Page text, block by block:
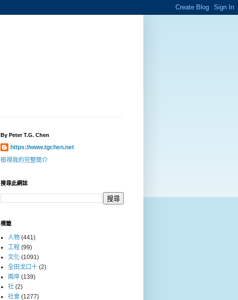
By Peter T.G. Chen
https://www.tgchen.net
檢視我的完整簡介
搜尋此網誌
標籤
人物 (441)
工程 (99)
文化 (1091)
全田戈口十 (2)
兩岸 (139)
社 (2)
社會 (1277)